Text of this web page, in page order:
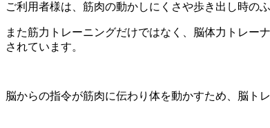
ご利用者様は、筋肉の動かしにくさや歩き出し時の
また筋力トレーニングだけではなく、脳体力トレー
されています。
脳からの指令が筋肉に伝わり体を動かすため、脳ト